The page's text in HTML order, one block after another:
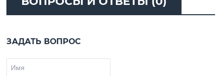
ЗАДАТЬ ВОПРОС